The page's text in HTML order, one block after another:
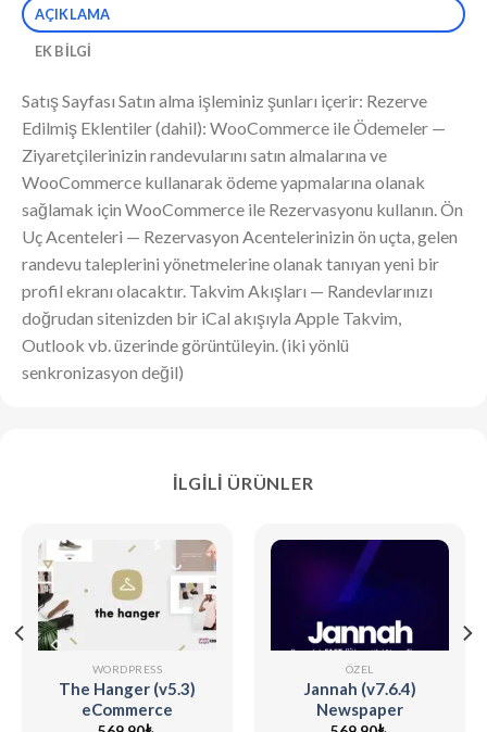
AÇIKLAMA
EK BILGI
Satış Sayfası Satın alma işleminiz şunları içerir: Rezerve
Edilmiş Eklentiler (dahil): WooCommerce ile Ödemeler —
Ziyaretçilerinizin randevularını satın almalarına ve
WooCommerce kullanarak ödeme yapmalarına olanak
sağlamak için WooCommerce ile Rezervasyonu kullanın. Ön
Uç Acenteleri — Rezervasyon Acentelerinizin ön uçta, gelen
randevu taleplerini yönetmelerine olanak tanıyan yeni bir
profil ekranı olacaktır. Takvim Akışları — Randevlarınızı
doğrudan sitenizden bir iCal akışıyla Apple Takvim,
Outlook vb. üzerinde görüntüleyin. (iki yönlü
senkronizasyon değil)
İLGILI ÜRÜNLER
WORDPRESS
The Hanger (v5.3)
eCommerce
ÖZEL
Jannah (v7.6.4)
Newspaper